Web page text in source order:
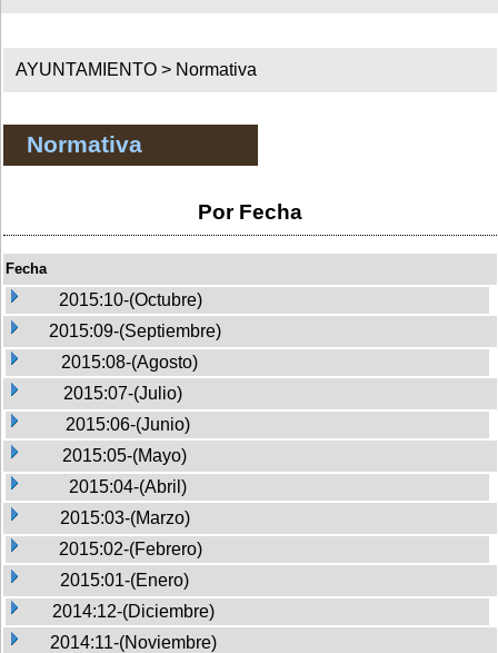
AYUNTAMIENTO > Normativa
Normativa
Por Fecha
Fecha
2015:10-(Octubre)
2015:09-(Septiembre)
2015:08-(Agosto)
2015:07-(Julio)
2015:06-(Junio)
2015:05-(Mayo)
2015:04-(Abril)
2015:03-(Marzo)
2015:02-(Febrero)
2015:01-(Enero)
2014:12-(Diciembre)
2014:11-(Noviembre)